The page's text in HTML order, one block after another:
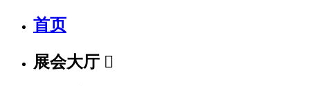
首页
展会大厅 